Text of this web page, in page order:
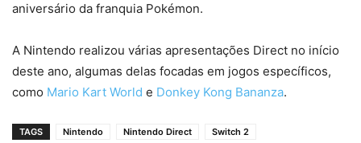
aniversário da franquia Pokémon.
A Nintendo realizou várias apresentações Direct no início
deste ano, algumas delas focadas em jogos específicos,
como Mario Kart World e Donkey Kong Bananza.
TAGS Nintendo Nintendo Direct Switch 2